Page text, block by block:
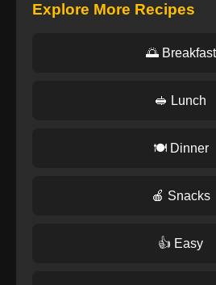
Explore More Recipes
🌅 Breakfast
🥪 Lunch
🍽️ Dinner
🍎 Snacks
👍 Easy